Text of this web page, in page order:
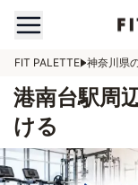
FIT PALETTE 神奈川県
港南台駅周
ける